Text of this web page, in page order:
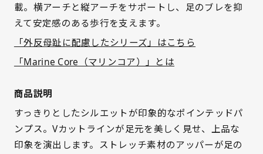
載。横アーチと縦アーチをサポートし、足のブレを抑
えて安定感のある歩行を支えます。
「外反母趾に配慮したシリーズ」はこちら
「Marine Core（マリンコア）」とは
商品説明
すっきりとしたシルエットが印象的なポインテッドパ
ンプス。Vカットラインが足元を美しく見せ、上品な
印象を演出します。ストレッチ素材のアッパーが足の